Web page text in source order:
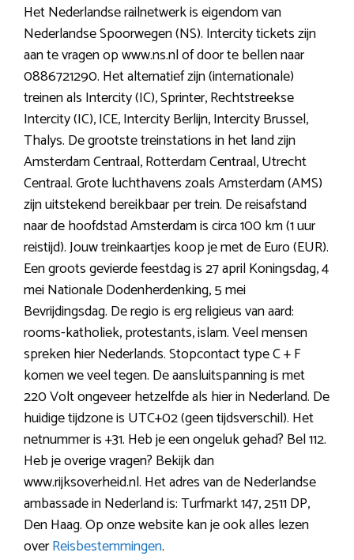
Het Nederlandse railnetwerk is eigendom van
Nederlandse Spoorwegen (NS). Intercity tickets zijn
aan te vragen op www.ns.nl of door te bellen naar
0886721290. Het alternatief zijn (internationale)
treinen als Intercity (IC), Sprinter, Rechtstreekse
Intercity (IC), ICE, Intercity Berlijn, Intercity Brussel,
Thalys. De grootste treinstations in het land zijn
Amsterdam Centraal, Rotterdam Centraal, Utrecht
Centraal. Grote luchthavens zoals Amsterdam (AMS)
zijn uitstekend bereikbaar per trein. De reisafstand
naar de hoofdstad Amsterdam is circa 100 km (1 uur
reistijd). Jouw treinkaartjes koop je met de Euro (EUR).
Een groots gevierde feestdag is 27 april Koningsdag, 4
mei Nationale Dodenherdenking, 5 mei
Bevrijdingsdag. De regio is erg religieus van aard:
rooms-katholiek, protestants, islam. Veel mensen
spreken hier Nederlands. Stopcontact type C + F
komen we veel tegen. De aansluitspanning is met
220 Volt ongeveer hetzelfde als hier in Nederland. De
huidige tijdzone is UTC+02 (geen tijdsverschil). Het
netnummer is +31. Heb je een ongeluk gehad? Bel 112.
Heb je overige vragen? Bekijk dan
www.rijksoverheid.nl. Het adres van de Nederlandse
ambassade in Nederland is: Turfmarkt 147, 2511 DP,
Den Haag. Op onze website kan je ook alles lezen
overReisbestemmingen.